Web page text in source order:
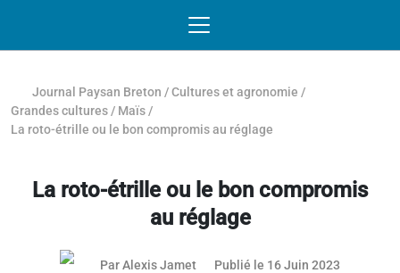
Journal Paysan Breton /Cultures et agronomie /
Grandes cultures / Maïs /
La roto-étrille ou le bon compromis au réglage
La roto-étrille ou le bon compromis
au réglage
ParAlexis Jamet Publié le 16 Juin 2023